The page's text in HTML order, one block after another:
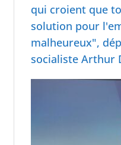
qui croient que
solution pour
malheureux",
socialiste Arthur